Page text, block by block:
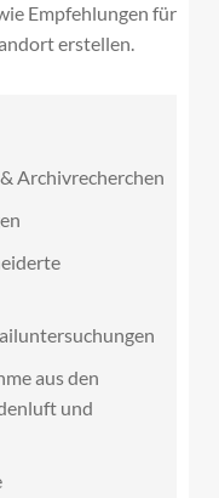
Empfehlungen für
erstellen.
Archivrecherchen
aus den
und